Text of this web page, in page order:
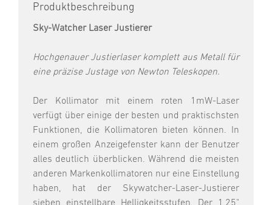
Produktbeschreibung
Sky-Watcher Laser Justierer
Hochgenauer Justierlaser komplett aus Metall für
eine präzise Justage von Newton Teleskopen.
Der Kollimator mit einem roten 1mW-Laser
verfügt über einige der besten und praktischsten
Funktionen, die Kollimatoren bieten können. In
einem großen Anzeigefenster kann der Benutzer
alles deutlich überblicken. Während die meisten
anderen Markenkollimatoren nur eine Einstellung
haben, hat der Skywatcher-Laser-Justierer